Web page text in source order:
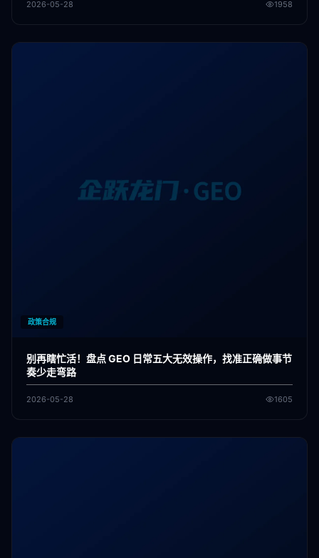
2026-05-28 1958
政策合规
别再瞎忙活！盘点 GEO 日常五大无效操作，找准正确做事节
奏少走弯路
2026-05-28 1605